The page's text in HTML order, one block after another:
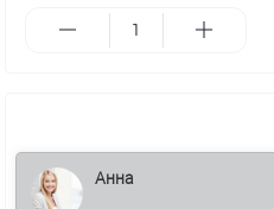
Анна